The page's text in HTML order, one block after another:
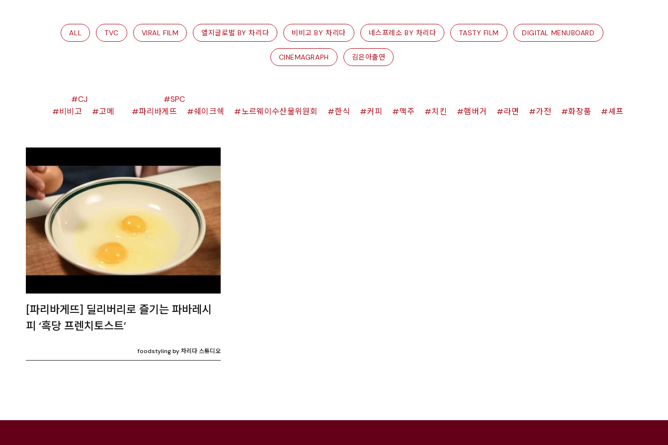
ALL TVC VIRAL FILM 엘지글로벌 BY 차리다 비비고 BY 차리다 네스프레소 BY 차리다 TASTY FILM DIGITAL MENUBOARD
CINEMAGRAPH 김은아출연
CJ
비비고
고메
SPC
파리바게뜨
쉐이크쉑 노르웨이수산물위원회 한식 커피 맥주 치킨 햄버거 라면 가전 화장품 셰프
[파리바게뜨] 딜리버리로 즐기는 파바레시
피 ‘흑당 프렌치토스트’
foodstyling by 차리다 스튜디오